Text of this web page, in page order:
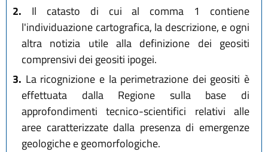
2. Il catasto di cui al comma 1 contiene
l'individuazione cartografica, la descrizione, e ogni
altra notizia utile alla definizione dei geositi
comprensivi dei geositi ipogei.
3. La ricognizione e la perimetrazione dei geositi è
effettuata dalla Regione sulla base di
approfondimenti tecnico-scientifici relativi alle
aree caratterizzate dalla presenza di emergenze
geologiche e geomorfologiche.